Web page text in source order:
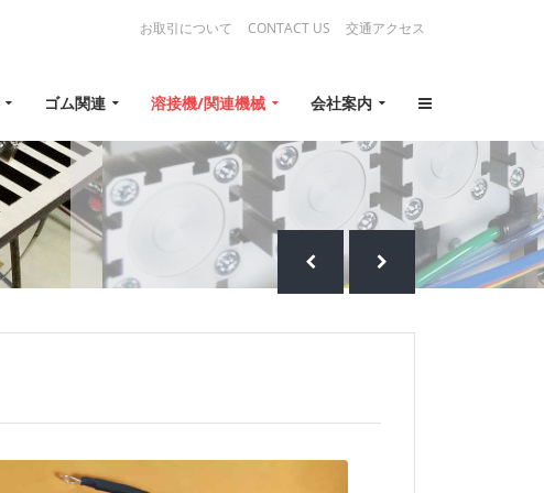
お取引について CONTACT US 交通アクセス
ゴム関連 溶接機/関連機械 会社案内